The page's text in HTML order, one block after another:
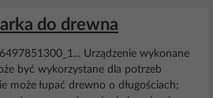
do drewna
Urządzenie wykonane
być wykorzystane dla potrzeb
może łupać drewno o długościach;